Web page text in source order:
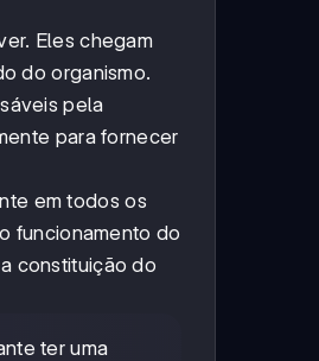
Eles chegam
do organismo.
pela
para fornecer
em todos os
funcionamento do
constituição do
ter uma